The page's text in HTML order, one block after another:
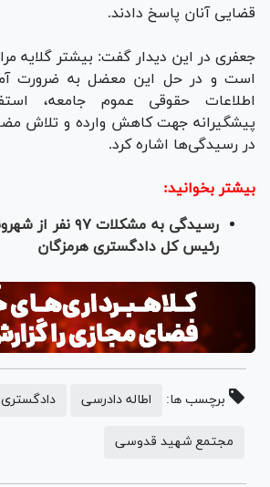
قضایی آنان پاسخ دادند.
جعفری در این دیدار گفت: بیشتر گلایه
است و در حل این معضل به ضرورت
اطلاعات حقوقی عموم جامعه،
پیشگیرانه جهت کاهش وارده و تلاش
در رسیدگی‌ها اشاره کرد.
بیشتر بخوانید:
رسیدگی به مشکلات
رئیس کل دادگستری هرمزگان
برچسب ها: اطاله دادرسی دادگستری
مجتمع شهید قدوسی